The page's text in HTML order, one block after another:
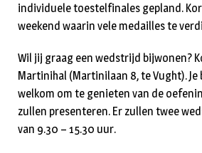
individuele toestelfinales gepland.
weekend waarin vele medailles te
Wil jij graag een wedstrijd bijwonen?
Martinihal (Martinilaan 8, te Vught). Je
welkom om te genieten van de
zullen presenteren. Er zullen twee
van 9.30 – 15.30 uur.